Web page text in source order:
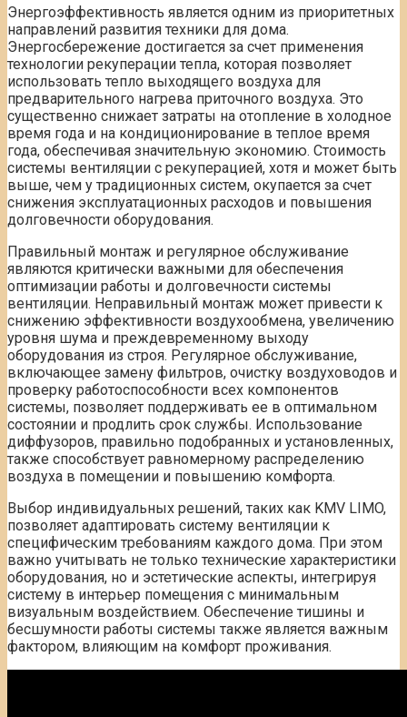
Энергоэффективность является одним из приоритетных
направлений развития техники для дома.
Энергосбережение достигается за счет применения
технологии рекуперации тепла, которая позволяет
использовать тепло выходящего воздуха для
предварительного нагрева приточного воздуха. Это
существенно снижает затраты на отопление в холодное
время года и на кондиционирование в теплое время
года, обеспечивая значительную экономию. Стоимость
системы вентиляции с рекуперацией, хотя и может быть
выше, чем у традиционных систем, окупается за счет
снижения эксплуатационных расходов и повышения
долговечности оборудования.
Правильный монтаж и регулярное обслуживание
являются критически важными для обеспечения
оптимизации работы и долговечности системы
вентиляции. Неправильный монтаж может привести к
снижению эффективности воздухообмена, увеличению
уровня шума и преждевременному выходу
оборудования из строя. Регулярное обслуживание,
включающее замену фильтров, очистку воздуховодов и
проверку работоспособности всех компонентов
системы, позволяет поддерживать ее в оптимальном
состоянии и продлить срок службы. Использование
диффузоров, правильно подобранных и установленных,
также способствует равномерному распределению
воздуха в помещении и повышению комфорта.
Выбор индивидуальных решений, таких как KMV LIMO,
позволяет адаптировать систему вентиляции к
специфическим требованиям каждого дома. При этом
важно учитывать не только технические характеристики
оборудования, но и эстетические аспекты, интегрируя
систему в интерьер помещения с минимальным
визуальным воздействием. Обеспечение тишины и
бесшумности работы системы также является важным
фактором, влияющим на комфорт проживания.